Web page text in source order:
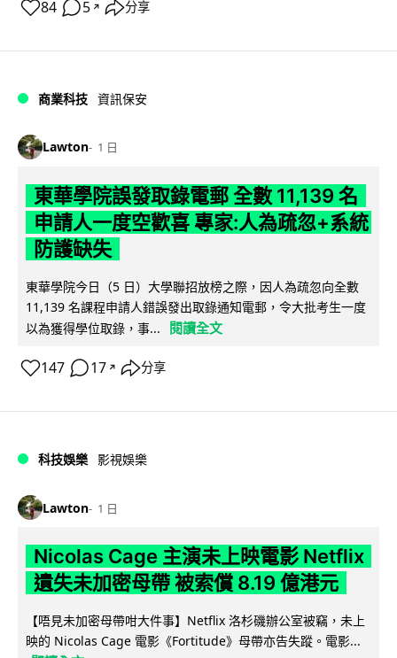
84 5 ↗ 分享
商業科技 資訊保安
Lawton 1 日
東華學院誤發取錄電郵 全數 11,139 名
申請人一度空歡喜 專家:人為疏忽+系統
防護缺失
東華學院今日（5 日）大學聯招放榜之際，因人為疏忽向全數
11,139 名課程申請人錯誤發出取錄通知電郵，令大批考生一度
以為獲得學位取錄，事...
閱讀全文
147 17 ↗ 分享
科技娛樂 影視娛樂
Lawton 1 日
Nicolas Cage 主演未上映電影 Netflix
遺失未加密母帶 被索償 8.19 億港元
【唔見未加密母帶咁大件事】Netflix 洛杉磯辦公室被竊，未上
映的 Nicolas Cage 電影《Fortitude》母帶亦告失蹤。電影...